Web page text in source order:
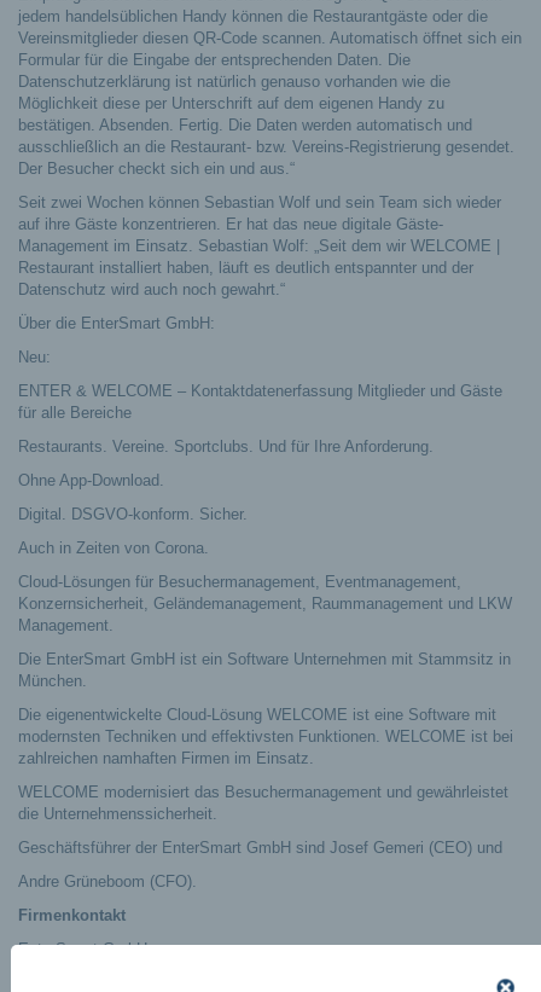
jedem handelsüblichen Handy können die Restaurantgäste oder die
Vereinsmitglieder diesen QR-Code scannen. Automatisch öffnet sich ein
Formular für die Eingabe der entsprechenden Daten. Die
Datenschutzerklärung ist natürlich genauso vorhanden wie die
Möglichkeit diese per Unterschrift auf dem eigenen Handy zu
bestätigen. Absenden. Fertig. Die Daten werden automatisch und
ausschließlich an die Restaurant- bzw. Vereins-Registrierung gesendet.
Der Besucher checkt sich ein und aus.“
Seit zwei Wochen können Sebastian Wolf und sein Team sich wieder
auf ihre Gäste konzentrieren. Er hat das neue digitale Gäste-
Management im Einsatz. Sebastian Wolf: „Seit dem wir WELCOME |
Restaurant installiert haben, läuft es deutlich entspannter und der
Datenschutz wird auch noch gewahrt.“
Über die EnterSmart GmbH:
Neu:
ENTER & WELCOME – Kontaktdatenerfassung Mitglieder und Gäste
für alle Bereiche
Restaurants. Vereine. Sportclubs. Und für Ihre Anforderung.
Ohne App-Download.
Digital. DSGVO-konform. Sicher.
Auch in Zeiten von Corona.
Cloud-Lösungen für Besuchermanagement, Eventmanagement,
Konzernsicherheit, Geländemanagement, Raummanagement und LKW
Management.
Die EnterSmart GmbH ist ein Software Unternehmen mit Stammsitz in
München.
Die eigenentwickelte Cloud-Lösung WELCOME ist eine Software mit
modernsten Techniken und effektivsten Funktionen. WELCOME ist bei
zahlreichen namhaften Firmen im Einsatz.
WELCOME modernisiert das Besuchermanagement und gewährleistet
die Unternehmenssicherheit.
Geschäftsführer der EnterSmart GmbH sind Josef Gemeri (CEO) und
Andre Grüneboom (CFO).
Firmenkontakt
EnterSmart GmbH